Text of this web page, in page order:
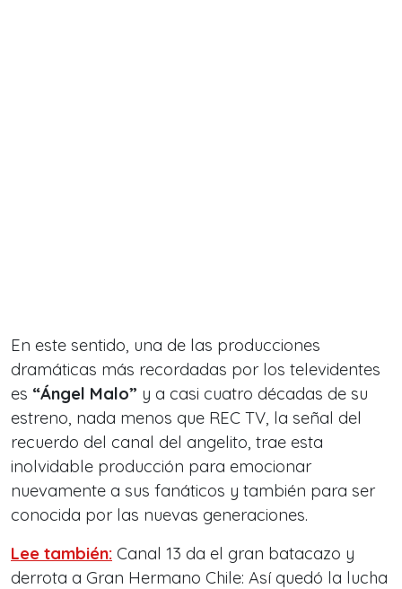
En este sentido, una de las producciones
dramáticas más recordadas por los televidentes
es “Ángel Malo” y a casi cuatro décadas de su
estreno, nada menos que REC TV, la señal del
recuerdo del canal del angelito, trae esta
inolvidable producción para emocionar
nuevamente a sus fanáticos y también para ser
conocida por las nuevas generaciones.
Lee también: Canal 13 da el gran batacazo y
derrota a Gran Hermano Chile: Así quedó la lucha